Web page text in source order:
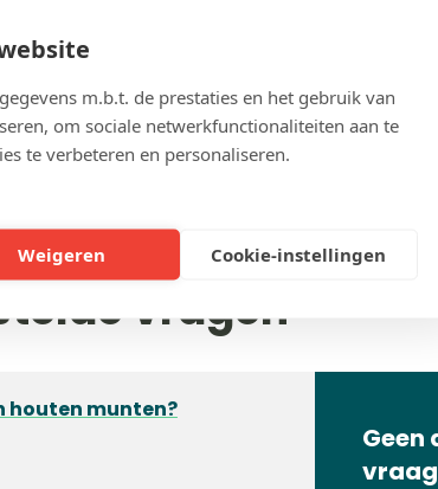
m.b.t. de prestaties en het gebruik van
om sociale netwerkfunctionaliteiten aan te
te verbeteren en personaliseren.
Weigeren Cookie-instellingen
vragen
houten munten?
Geen